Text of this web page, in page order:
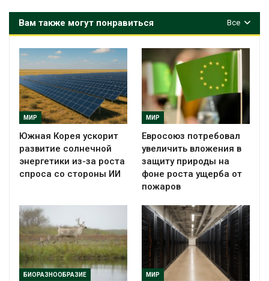
Все
Вам также могут понравиться
МИР
Южная Корея ускорит
развитие солнечной
энергетики из-за роста
спроса со стороны ИИ
МИР
Евросоюз потребовал
увеличить вложения в
защиту природы на
фоне роста ущерба от
пожаров
БИОРАЗНООБРАЗИЕ МИР